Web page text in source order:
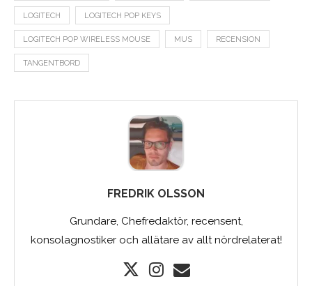
LOGITECH LOGITECH POP KEYS
LOGITECH POP WIRELESS MOUSE MUS RECENSION
TANGENTBORD
FREDRIK OLSSON
Grundare, Chefredaktör, recensent,
konsolagnostiker och allätare av allt nördrelaterat!